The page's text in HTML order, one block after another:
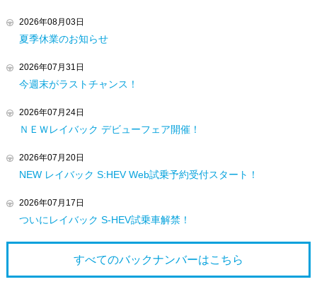
2026年08月03日
夏季休業のお知らせ
2026年07月31日
今週末がラストチャンス！
2026年07月24日
ＮＥＷレイバック デビューフェア開催！
2026年07月20日
NEW レイバック S:HEV Web試乗予約受付スタート！
2026年07月17日
ついにレイバック S‐HEV試乗車解禁！
すべてのバックナンバーはこちら